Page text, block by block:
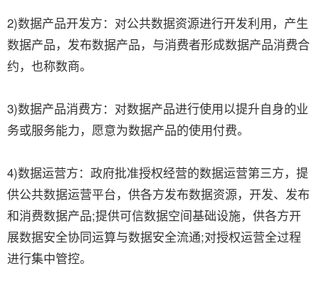
2)数据产品开发方：对公共数据资源进行开发利用，产生
数据产品，发布数据产品，与消费者形成数据产品消费合
约，也称数商。
3)数据产品消费方：对数据产品进行使用以提升自身的业
务或服务能力，愿意为数据产品的使用付费。
4)数据运营方：政府批准授权经营的数据运营第三方，提
供公共数据运营平台，供各方发布数据资源，开发、发布
和消费数据产品;提供可信数据空间基础设施，供各方开
展数据安全协同运算与数据安全流通;对授权运营全过程
进行集中管控。